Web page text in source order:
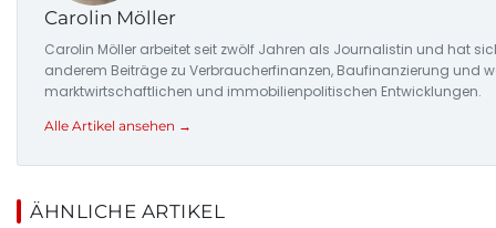
Carolin Möller
Carolin Möller arbeitet seit zwölf Jahren als Journalistin und hat
anderem Beiträge zu Verbraucherfinanzen, Baufinanzierung und
marktwirtschaftlichen und immobilienpolitischen Entwicklungen.
Alle Artikel ansehen →
ÄHNLICHE ARTIKEL